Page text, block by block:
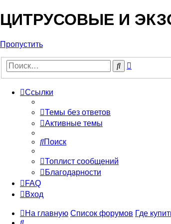
ЦИТРУСОВЫЕ И
Пропустить
Поиск
Ссылки
Темы без ответов
Активные темы
Поиск
Топлист сообщений
Благодарности
FAQ
Вход
На главную Список форумов Где